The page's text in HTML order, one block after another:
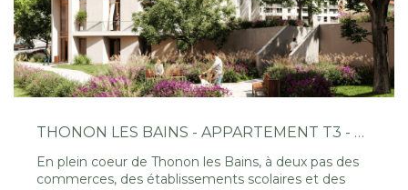
THONON LES BAINS - APPARTEMENT T3 - 66.18M²
En plein coeur de Thonon les Bains, à deux pas des
commerces, des établissements scolaires et des